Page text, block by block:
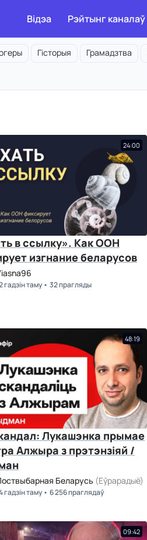
Відэа Рэйтынг каналаў
Гісторыя Грамадзтва
24:00
в ссылку». Как ООН
изгнание беларусов
гадзін таму 32 прагляды
48:19
Лукашэнка прымае
Алжыра з прэтэнзіяй /
Беларусь (Еўрарадыё)
гадзін таму 6 256 праглядаў
09:42